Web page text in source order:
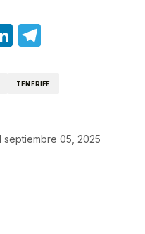
LinkedIn
TENERIFE
septiembre 05, 2025